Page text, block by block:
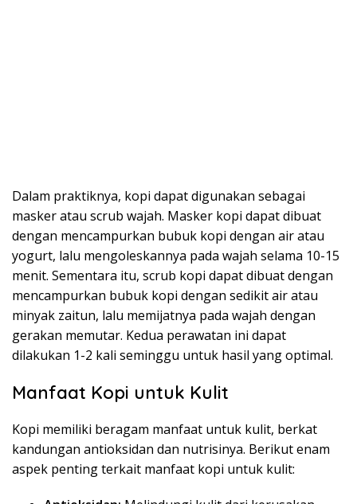
Dalam praktiknya, kopi dapat digunakan sebagai
masker atau scrub wajah. Masker kopi dapat dibuat
dengan mencampurkan bubuk kopi dengan air atau
yogurt, lalu mengoleskannya pada wajah selama 10-15
menit. Sementara itu, scrub kopi dapat dibuat dengan
mencampurkan bubuk kopi dengan sedikit air atau
minyak zaitun, lalu memijatnya pada wajah dengan
gerakan memutar. Kedua perawatan ini dapat
dilakukan 1-2 kali seminggu untuk hasil yang optimal.
Manfaat Kopi untuk Kulit
Kopi memiliki beragam manfaat untuk kulit, berkat
kandungan antioksidan dan nutrisinya. Berikut enam
aspek penting terkait manfaat kopi untuk kulit: